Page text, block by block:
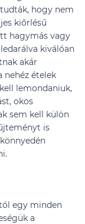
hogy nem
kiőrlésű
hagymás vagy
kiválóan
akár
nehéz ételek
lemondaniuk,
okos
sem kell külön
is
egy minden
a